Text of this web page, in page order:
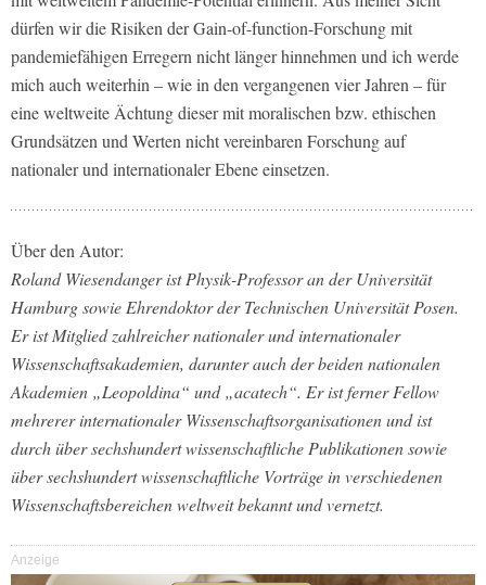
dürfen wir die Risiken der Gain-of-function-Forschung mit
pandemiefähigen Erregern nicht länger hinnehmen und ich werde
mich auch weiterhin – wie in den vergangenen vier Jahren – für
eine weltweite Ächtung dieser mit moralischen bzw. ethischen
Grundsätzen und Werten nicht vereinbaren Forschung auf
nationaler und internationaler Ebene einsetzen.
Über den Autor:
Roland Wiesendanger ist Physik-Professor an der Universität
Hamburg sowie Ehrendoktor der Technischen Universität Posen.
Er ist Mitglied zahlreicher nationaler und internationaler
Wissenschaftsakademien, darunter auch der beiden nationalen
Akademien „Leopoldina“ und „acatech“. Er ist ferner Fellow
mehrerer internationaler Wissenschaftsorganisationen und ist
durch über sechshundert wissenschaftliche Publikationen sowie
über sechshundert wissenschaftliche Vorträge in verschiedenen
Wissenschaftsbereichen weltweit bekannt und vernetzt.
Anzeige